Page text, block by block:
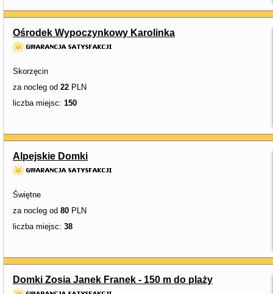
Ośrodek Wypoczynkowy Karolinka
Skorzęcin
za nocleg od 22 PLN
liczba miejsc: 150
Alpejskie Domki
Świętne
za nocleg od 80 PLN
liczba miejsc: 38
Domki Zosia Janek Franek - 150 m do plaży